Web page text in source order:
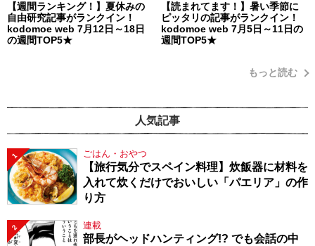
【週間ランキング！】夏休みの
自由研究記事がランクイン！
kodomoe web 7月12日～18日
の週間TOP5★
【読まれてます！】暑い季節に
ピッタリの記事がランクイン！
kodomoe web 7月5日～11日の
週間TOP5★
もっと読む
人気記事
1 ごはん・おやつ
【旅行気分でスペイン料理】炊飯器に材料を
入れて炊くだけでおいしい「パエリア」の作
り方
2 連載
部長がヘッドハンティング!? でも会話の中